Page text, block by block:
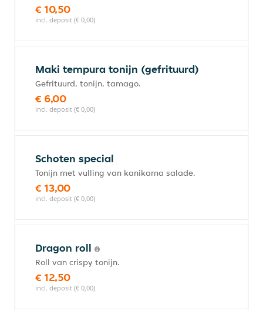
€ 10,50
incl. deposit (€ 0,00)
Maki tempura tonijn (gefrituurd)
Gefrituurd, tonijn, tamago.
€ 6,00
incl. deposit (€ 0,00)
Schoten special
Tonijn met vulling van kanikama salade.
€ 13,00
incl. deposit (€ 0,00)
Dragon roll
Roll van crispy tonijn.
€ 12,50
incl. deposit (€ 0,00)